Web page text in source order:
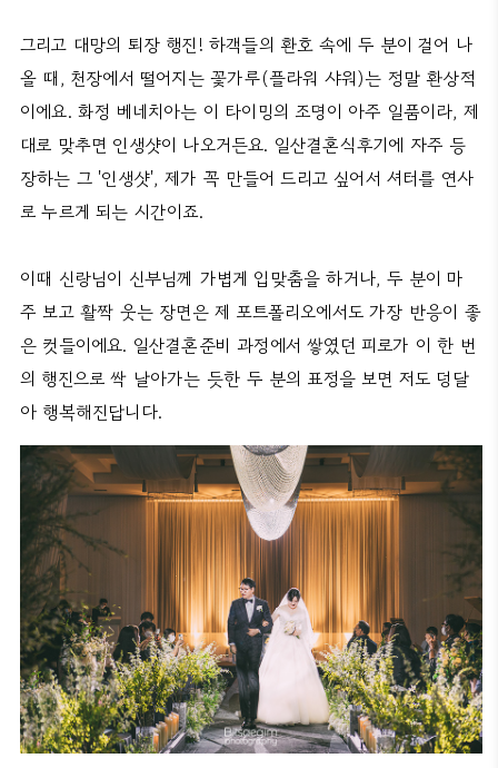
그리고 대망의 퇴장 행진! 하객들의 환호 속에 두 분이 걸어 나
올 때, 천장에서 떨어지는 꽃가루(플라워 샤워)는 정말 환상적
이에요. 화정 베네치아는 이 타이밍의 조명이 아주 일품이라, 제
대로 맞추면 인생샷이 나오거든요. 일산결혼식후기에 자주 등
장하는 그 '인생샷', 제가 꼭 만들어 드리고 싶어서 셔터를 연사
로 누르게 되는 시간이죠.
이때 신랑님이 신부님께 가볍게 입맞춤을 하거나, 두 분이 마
주 보고 활짝 웃는 장면은 제 포트폴리오에서도 가장 반응이 좋
은 컷들이에요. 일산결혼준비 과정에서 쌓였던 피로가 이 한 번
의 행진으로 싹 날아가는 듯한 두 분의 표정을 보면 저도 덩달
아 행복해진답니다.